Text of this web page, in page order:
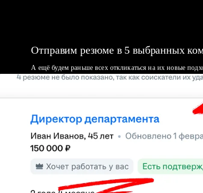
Отправим резюме в 5 выбранных
А ещё будем раньше всех откликаться на их новые